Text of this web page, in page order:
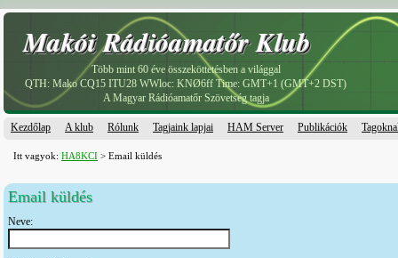
Makói Rádióamatőr Klub
Makói Rádióamatőr Klub
Több mint 60 éve összeköttetésben a világgal
QTH: Mako CQ15 ITU28 WWloc: KNØ6ff Time: GMT+1 (GMT+2 DST)
A Magyar Rádióamatőr Szövetség tagja
Kezdőlap A klub Rólunk Tagjaink lapjai HAM Server Publikációk
Itt vagyok: HA8KCI > Email küldés
Email küldés
Neve: